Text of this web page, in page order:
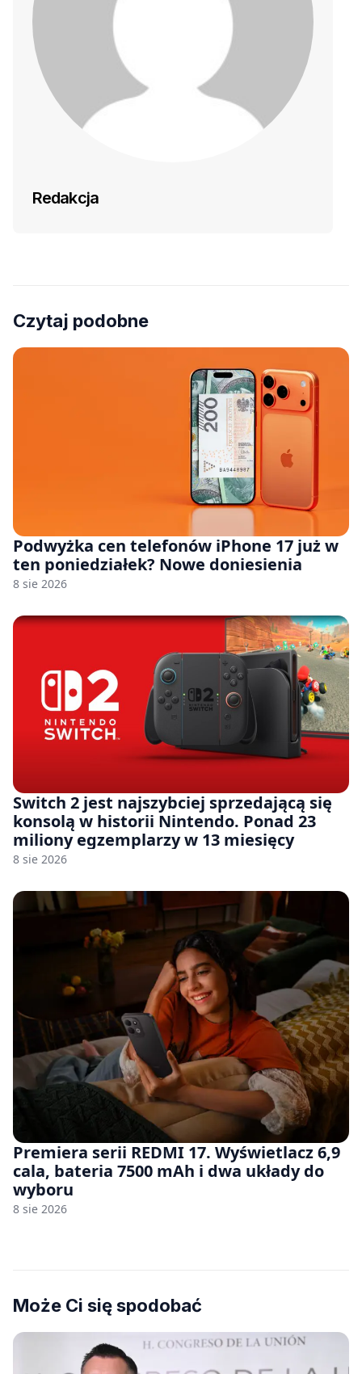
Redakcja
Czytaj podobne
Podwyżka cen telefonów iPhone 17 już w
ten poniedziałek? Nowe doniesienia
8 sie 2026
Switch 2 jest najszybciej sprzedającą się
konsolą w historii Nintendo. Ponad 23
miliony egzemplarzy w 13 miesięcy
8 sie 2026
Premiera serii REDMI 17. Wyświetlacz 6,9
cala, bateria 7500 mAh i dwa układy do
wyboru
8 sie 2026
Może Ci się spodobać